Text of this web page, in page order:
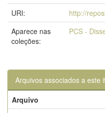
URI:
http://
Aparece nas
coleções:
PCS -
Arquivos associados a este
Arquivo